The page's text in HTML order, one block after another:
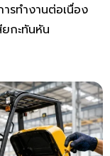
ารทำงานต่อเนื่อง
กะทันหัน